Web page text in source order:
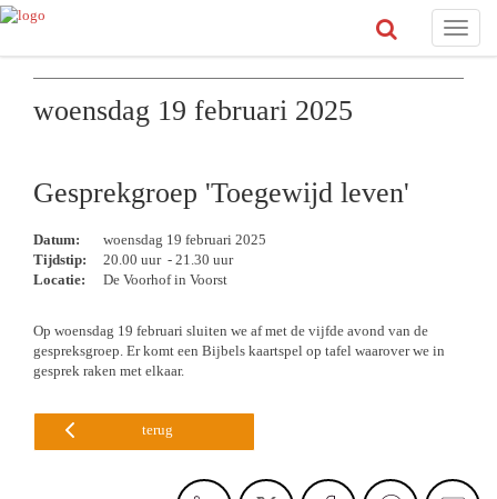
Toggle
woensdag 19 februari 2025
Gesprekgroep 'Toegewijd leven'
Datum:
woensdag 19 februari 2025
Tijdstip:
20.00 uur - 21.30 uur
Locatie:
De Voorhof in Voorst
Op woensdag 19 februari sluiten we af met de vijfde avond van de
gespreksgroep. Er komt een Bijbels kaartspel op tafel waarover we in
gesprek raken met elkaar.
terug